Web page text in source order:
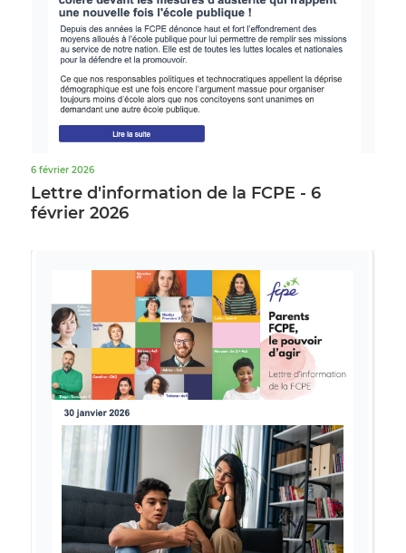
6 février 2026
Lettre d'information de la FCPE - 6
février 2026